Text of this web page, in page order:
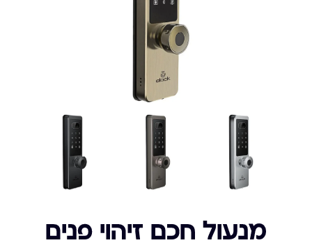
מנעול חכם זיהוי פנים